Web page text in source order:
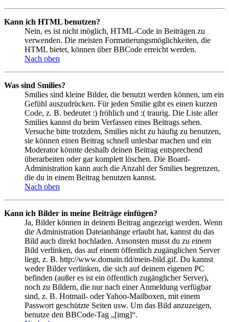
Kann ich HTML benutzen?
Nein, es ist nicht möglich, HTML-Code in Beiträgen zu
verwenden. Die meisten Formatierungsmöglichkeiten, die
HTML bietet, können über BBCode erreicht werden.
Nach oben
Was sind Smilies?
Smilies sind kleine Bilder, die benutzt werden können, um ein
Gefühl auszudrücken. Für jeden Smilie gibt es einen kurzen
Code, z. B. bedeutet :) fröhlich und :( traurig. Die Liste aller
Smilies kannst du beim Verfassen eines Beitrags sehen.
Versuche bitte trotzdem, Smilies nicht zu häufig zu benutzen,
sie können einen Beitrag schnell unlesbar machen und ein
Moderator könnte deshalb deinen Beitrag entsprechend
überarbeiten oder gar komplett löschen. Die Board-
Administration kann auch die Anzahl der Smilies begrenzen,
die du in einem Beitrag benutzen kannst.
Nach oben
Kann ich Bilder in meine Beiträge einfügen?
Ja, Bilder können in deinem Beitrag angezeigt werden. Wenn
die Administration Dateianhänge erlaubt hat, kannst du das
Bild auch direkt hochladen. Ansonsten musst du zu einem
Bild verlinken, das auf einem öffentlich zugänglichen Server
liegt, z. B. http://www.domain.tld/mein-bild.gif. Du kannst
weder Bilder verlinken, die sich auf deinem eigenen PC
befinden (außer es ist ein öffentlich zugänglicher Server),
noch zu Bildern, die nur nach einer Anmeldung verfügbar
sind, z. B. Hotmail- oder Yahoo-Mailboxen, mit einem
Passwort geschützte Seiten usw. Um das Bild anzuzeigen,
benutze den BBCode-Tag „[img]“.